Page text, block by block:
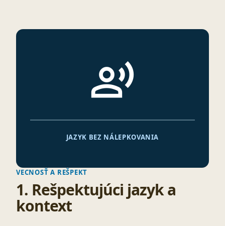
record_voice_over
JAZYK BEZ NÁLEPKOVANIA
VECNOSŤ A REŠPEKT
1. Rešpektujúci jazyk a
kontext